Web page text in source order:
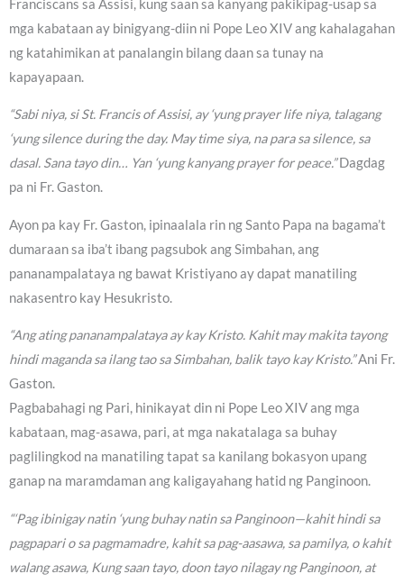
Franciscans sa Assisi, kung saan sa kanyang pakikipag-usap sa
mga kabataan ay binigyang-diin ni Pope Leo XIV ang kahalagahan
ng katahimikan at panalangin bilang daan sa tunay na
kapayapaan.
“Sabi niya, si St. Francis of Assisi, ay ‘yung prayer life niya, talagang
‘yung silence during the day. May time siya, na para sa silence, sa
dasal. Sana tayo din… Yan ‘yung kanyang prayer for peace.”Dagdag
pa ni Fr. Gaston.
Ayon pa kay Fr. Gaston, ipinaalala rin ng Santo Papa na bagama’t
dumaraan sa iba’t ibang pagsubok ang Simbahan, ang
pananampalataya ng bawat Kristiyano ay dapat manatiling
nakasentro kay Hesukristo.
“Ang ating pananampalataya ay kay Kristo. Kahit may makita tayong
hindi maganda sa ilang tao sa Simbahan, balik tayo kay Kristo.”Ani Fr.
Gaston.
Pagbabahagi ng Pari, hinikayat din ni Pope Leo XIV ang mga
kabataan, mag-asawa, pari, at mga nakatalaga sa buhay
paglilingkod na manatiling tapat sa kanilang bokasyon upang
ganap na maramdaman ang kaligayahang hatid ng Panginoon.
“‘Pag ibinigay natin ‘yung buhay natin sa Panginoon—kahit hindi sa
pagpapari o sa pagmamadre, kahit sa pag-aasawa, sa pamilya, o kahit
walang asawa, Kung saan tayo, doon tayo nilagay ng Panginoon, at